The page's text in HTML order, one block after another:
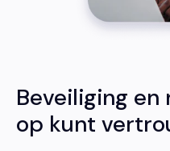
Beveiliging en
op kunt